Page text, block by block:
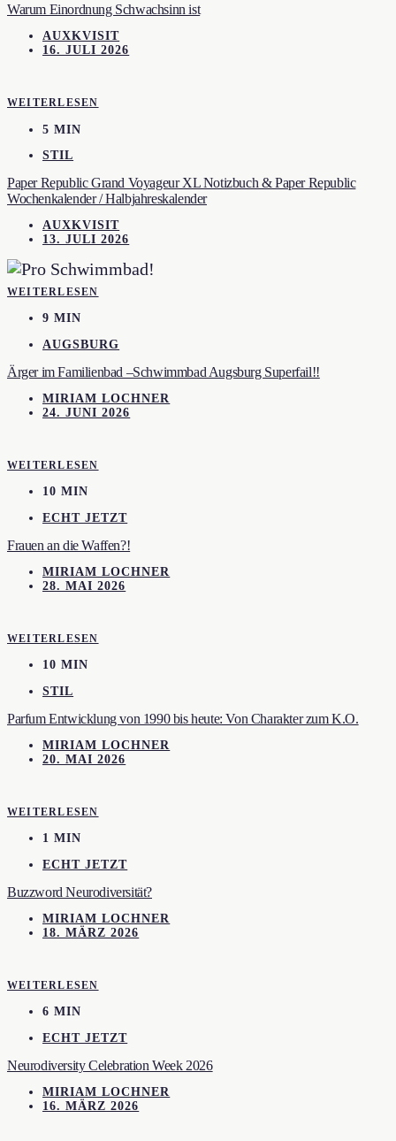
Warum Einordnung Schwachsinn ist
AUXKVISIT
16. JULI 2026
WEITERLESEN
5 MIN
STIL
Paper Republic Grand Voyageur XL Notizbuch & Paper Republic
Wochenkalender / Halbjahreskalender
AUXKVISIT
13. JULI 2026
WEITERLESEN
9 MIN
AUGSBURG
Ärger im Familienbad –Schwimmbad Augsburg Superfail!!
MIRIAM LOCHNER
24. JUNI 2026
WEITERLESEN
10 MIN
ECHT JETZT
Frauen an die Waffen?!
MIRIAM LOCHNER
28. MAI 2026
WEITERLESEN
10 MIN
STIL
Parfum Entwicklung von 1990 bis heute: Von Charakter zum K.O.
MIRIAM LOCHNER
20. MAI 2026
WEITERLESEN
1 MIN
ECHT JETZT
Buzzword Neurodiversität?
MIRIAM LOCHNER
18. MÄRZ 2026
WEITERLESEN
6 MIN
ECHT JETZT
Neurodiversity Celebration Week 2026
MIRIAM LOCHNER
16. MÄRZ 2026